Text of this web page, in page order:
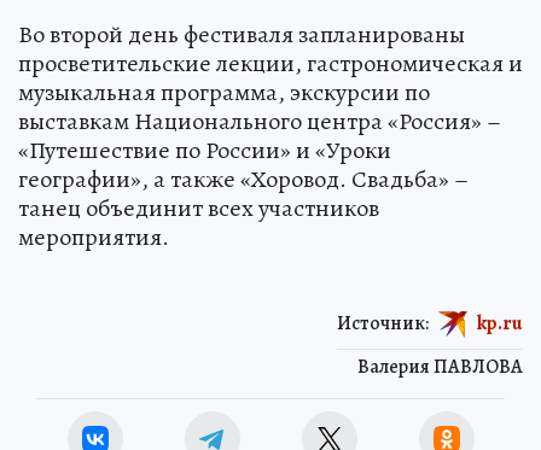
Во второй день фестиваля запланированы
просветительские лекции, гастрономическая и
музыкальная программа, экскурсии по
выставкам Национального центра «Россия» –
«Путешествие по России» и «Уроки
географии», а также «Хоровод. Свадьба» –
танец объединит всех участников
мероприятия.
Валерия ПАВЛОВА
Источник: kp.ru